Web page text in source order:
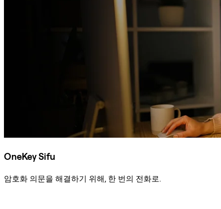
OneKey Sifu
암호화 의문을 해결하기 위해, 한 번의 전화로.